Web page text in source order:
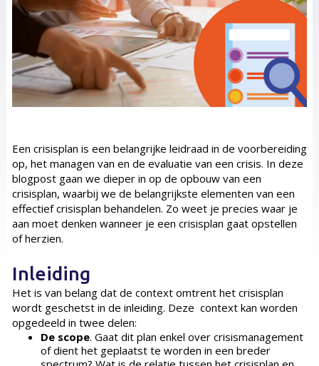
Een crisisplan is een belangrijke leidraad in de voorbereiding
op, het managen van en de evaluatie van een crisis. In deze
blogpost gaan we dieper in op de opbouw van een
crisisplan, waarbij we de belangrijkste elementen van een
effectief crisisplan behandelen. Zo weet je precies waar je
aan moet denken wanneer je een crisisplan gaat opstellen
of herzien.
Inleiding
Het is van belang dat de context omtrent het crisisplan
wordt geschetst in de inleiding. Deze context kan worden
opgedeeld in twee delen:
De scope. Gaat dit plan enkel over crisismanagement
of dient het geplaatst te worden in een breder